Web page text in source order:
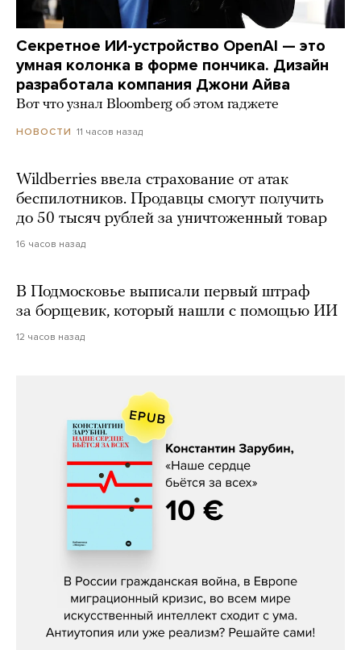
Секретное ИИ-устройство OpenAI — это
умная колонка в форме пончика. Дизайн
разработала компания Джони Айва
Вот что узнал Bloomberg об этом гаджете
НОВОСТИ 11 часов назад
Wildberries ввела страхование от атак
беспилотников. Продавцы смогут получить
до 50 тысяч рублей за уничтоженный товар
16 часов назад
В Подмосковье выписали первый штраф
за борщевик, который нашли с помощью ИИ
12 часов назад
Константин Зарубин, «Наше сердце